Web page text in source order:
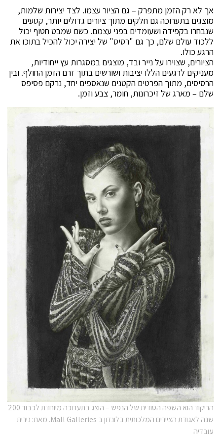
אך לא רק הזמן מתפרק – גם הציור עצמו. לצד יצירות שלמות,
מוצגים בתערוכה גם חלקים מתוך ציורים גדולים יותר, קטעים
שנבחרו בקפידה ושעומדים בפני עצמם. כשם שמבט חטוף יכול
ללכוד עולם שלם, כך גם "רסיס" של יצירה יכול להכיל בתוכו את
הרגע כולו.
הציורים, שצוירו על נייר ובד, מוצגים במסגרות עץ ייחודיות,
מעניקים לרגעים הללו יציבות ושורשים בתוך זרם הזמן החולף. ובין
הרסיסים, מתוך הפרטים הקטנים שנאספים יחד, נרקם פסיפס
שלם – מארג של זיכרונות, חומר, צבע וזמן.
הריקוד הוא השפה הסודית של הנפש – הוצג בתערוכה מיוחדת לכבוד 200
שנה לאגודת הציירים המלכותית בלונדון ב Mall Galleries. מאת: נירית
עובדיה